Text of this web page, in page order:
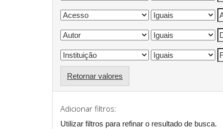
Retornar valores
Adicionar filtros:
Utilizar filtros para refinar o resultado de busca.